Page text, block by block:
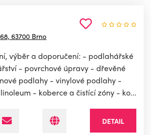
63700 Brno
výběr a doporučení: - podlahářské
- povrchové úpravy - dřevěné
podlahy - vinylové podlahy -
- koberce a čistící zóny - ko...
DETAIL